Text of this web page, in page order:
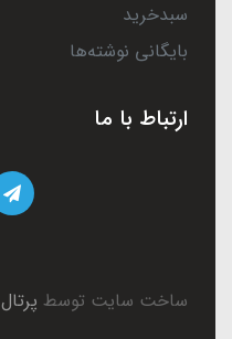
سبدخرید
بایگانی نوشته‌ها
ارتباط با ما
ساخت سایت توسط پرتال